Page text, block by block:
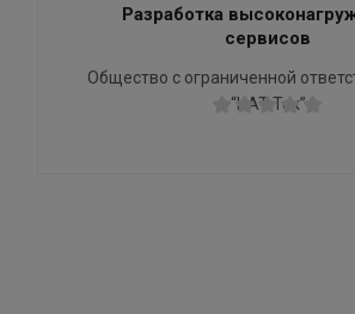
Разработка
сервисов
Общество с ограниченной
“НАТ.Тех”